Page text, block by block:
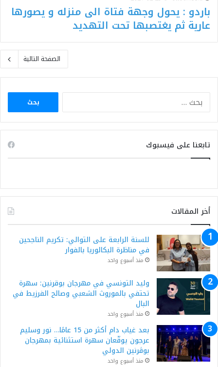
باردو : يحول وجهة فتاة الى منزله و يصورها
عارية ثم يغتصبها تحت التهديد
الصفحة التالية
البحث
تابعنا على فيسبوك
أخر المقالات
للسنة الرابعة على التوالي: تكريم الناجحين
في مناظرة البكالوريا بالفوار
منذ أسبوع واحد
وليد التونسي في مهرجان بوقرنين: سهرة
تحتفي بالموروث الشعبي وصالح الفرزيط في
البال
منذ أسبوع واحد
بعد غياب دام أكثر من 15 عامًا… نور وسليم
عرجون يوقّعان سهرة استثنائية بمهرجان
بوڨرنين الدولي
منذ أسبوع واحد